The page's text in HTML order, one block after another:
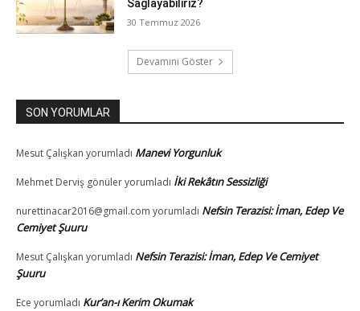
Sağlayabiliriz?
30 Temmuz 2026
Devamını Göster
SON YORUMLAR
Mesut Çalışkan yorumladı Manevi Yorgunluk
Mehmet Derviş gönüleryorumladı İki Rekâtın Sessizliği
nurettinacar2016@gmail.com yorumladı Nefsin Terazisi: İman, Edep Ve
Cemiyet Şuuru
Mesut Çalışkan yorumladı Nefsin Terazisi: İman, Edep Ve Cemiyet
Şuuru
Ece yorumladı Kur’an-ı Kerim Okumak